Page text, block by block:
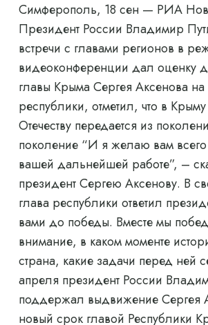
Симферополь, 18 сен — РИА
Президент России Владимир
встречи с главами регионов в
видеоконференции дал оценку
главы Крыма Сергея Аксенова на
республики, отметил, что в
Отечеству передается из
поколение “И я желаю вам
вашей дальнейшей работе”, –
президент Сергею Аксенову. В
глава республики ответил
вами до победы. Вместе мы
внимание, в каком моменте
страна, какие задачи перед ней
апреля президент России
поддержал выдвижение Сергея
новый срок главой Республики